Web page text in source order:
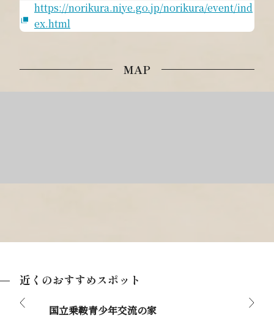
https://norikura.niye.go.jp/norikura/event/ind
ex.html
MAP
近くのおすすめスポット
国立乗鞍青少年交流の家